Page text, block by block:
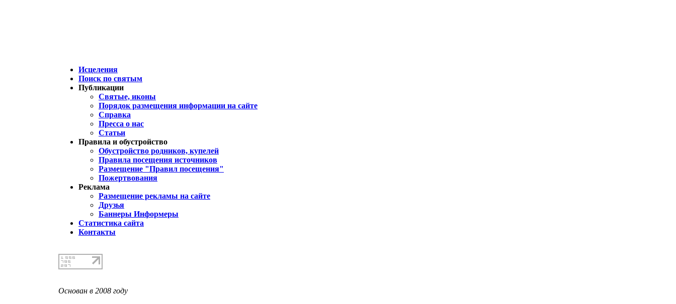
Исцеления
Поиск по святым
Публикации
Святые, иконы
Порядок размещения информации на сайте
Справка
Пресса о нас
Статьи
Правила и обустройство
Обустройство родников, купелей
Правила посещения источников
Размещение "Правил посещения"
Пожертвования
Реклама
Размещение рекламы на сайте
Друзья
Баннеры Информеры
Статистика сайта
Контакты
Основан в 2008 году